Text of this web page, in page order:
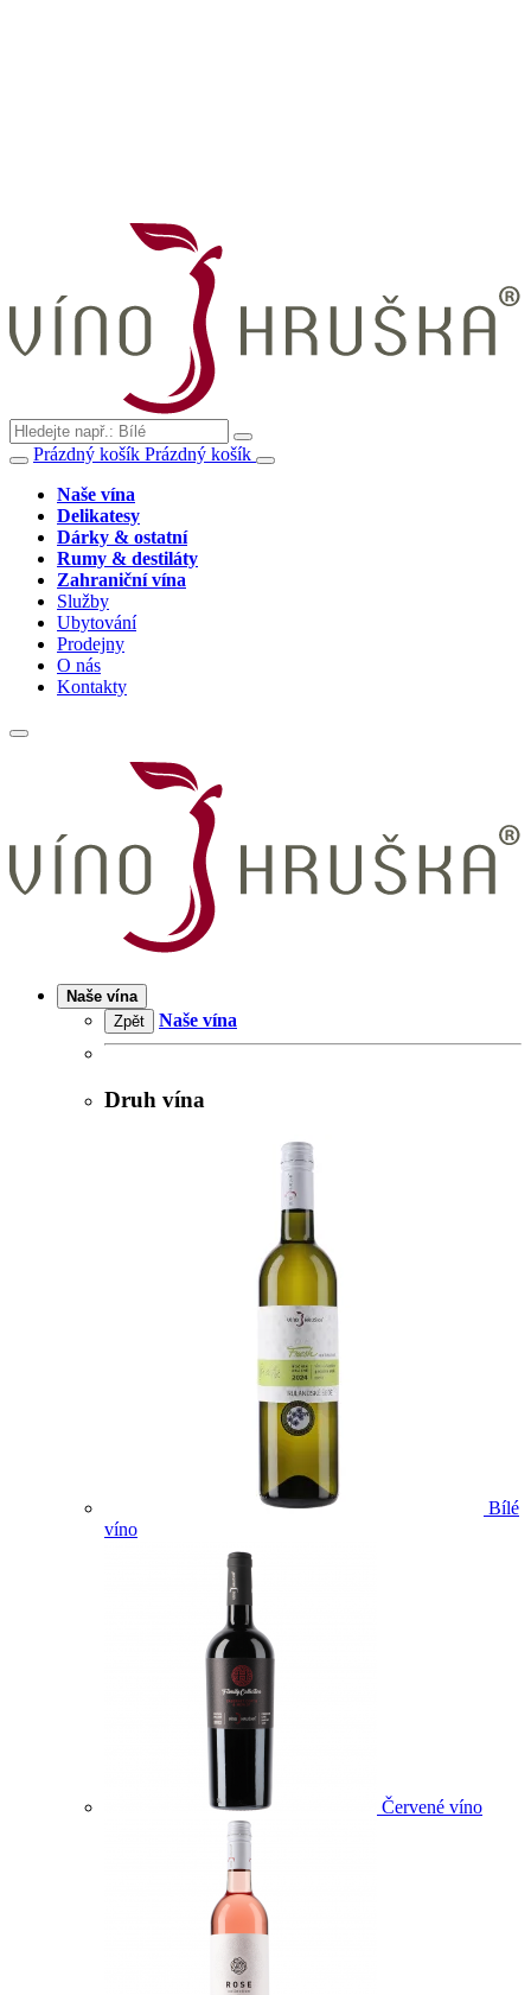
Prázdný košík Prázdný košík
Naše vína
Delikatesy
Dárky & ostatní
Rumy & destiláty
Zahraniční vína
Služby
Ubytování
Prodejny
O nás
Kontakty
Naše vína
Zpět
Naše vína
Druh vína
Bílé
víno
Červené víno